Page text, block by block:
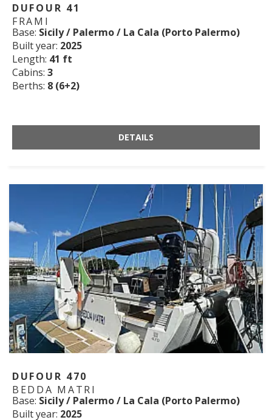
DUFOUR 41
FRAMI
Base: Sicily / Palermo / La Cala (Porto Palermo)
Built year: 2025
Length: 41 ft
Cabins: 3
Berths: 8 (6+2)
DETAILS
DUFOUR 470
BEDDA MATRI
Base: Sicily / Palermo / La Cala (Porto Palermo)
Built year: 2025